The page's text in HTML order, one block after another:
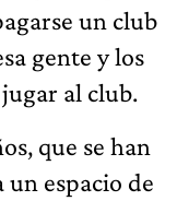
un club
gente y los
al club.
que se han
espacio de